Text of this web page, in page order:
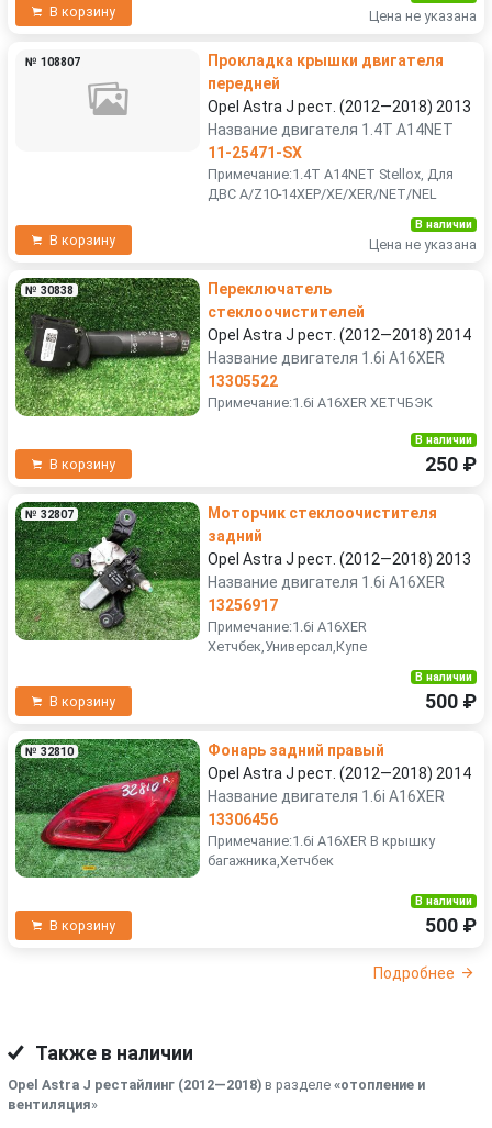
В корзину Цена не указана
№ 108807
Прокладка крышки двигателя
передней
Opel Astra J рест. (2012—2018) 2013
Название двигателя 1.4T A14NET
11-25471-SX
Примечание:1.4T A14NET Stellox, Для
ДВС A/Z10-14XEP/XE/XER/NET/NEL
В корзину
В наличии
Цена не указана
№ 30838
Переключатель
стеклоочистителей
Opel Astra J рест. (2012—2018) 2014
Название двигателя 1.6i A16XER
13305522
Примечание:1.6i A16XER ХЕТЧБЭК
В корзину
В наличии
250 ₽
№ 32807
Моторчик стеклоочистителя
задний
Opel Astra J рест. (2012—2018) 2013
Название двигателя 1.6i A16XER
13256917
Примечание:1.6i A16XER
Хетчбек,Универсал,Купе
В корзину
В наличии
500 ₽
№ 32810
Фонарь задний правый
Opel Astra J рест. (2012—2018) 2014
Название двигателя 1.6i A16XER
13306456
Примечание:1.6i A16XER В крышку
багажника,Хетчбек
В корзину
В наличии
500 ₽
Подробнее
Также в наличии
Opel Astra J рестайлинг (2012—2018) в разделе «отопление и
вентиляция»